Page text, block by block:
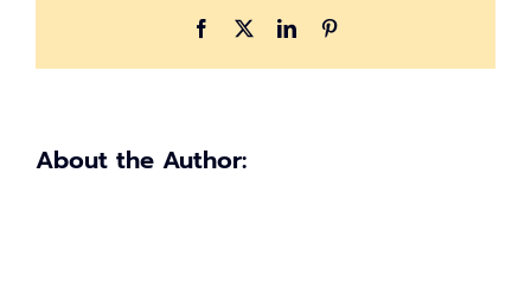
Facebook LinkedIn
About the Author: